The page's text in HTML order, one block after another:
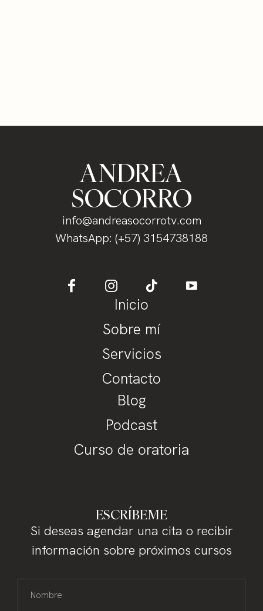
Inicio
Sobre mí
Servicios
Contacto
ANDREA
SOCORRO
info@andreasocorrotv.com
WhatsApp: (+57) 3154738188
Blog
Podcast
Curso de oratoria
ESCRÍBEME
Si deseas agendar una cita o recibir
información sobre próximos cursos
Nombre